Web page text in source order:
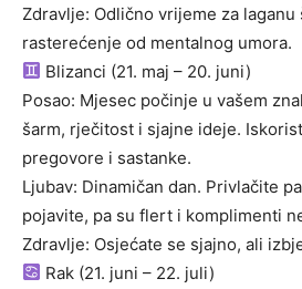
Zdravlje: Odlično vrijeme za
rasterećenje od mentalnog umora.
Blizanci (21. maj – 20. juni)
Posao: Mjesec počinje u vašem
šarm, rječitost i sjajne ideje.
pregovore i sastanke.
Ljubav: Dinamičan dan. Privlačite
pojavite, pa su flert i komplimenti
Zdravlje: Osjećate se sjajno, ali
Rak (21. juni – 22. juli)